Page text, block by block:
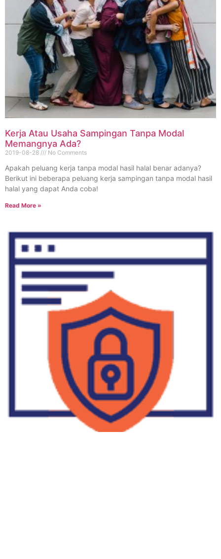
Kerja Atau Usaha Sampingan Tanpa Modal
Memangnya Ada?
2019-08-28 No Comments
Apakah peluang kerja tanpa modal hasil halal benar adanya?
Berikut ini beberapa peluang kerja sampingan tanpa modal hasil
halal yang dapat Anda coba!
Read More »